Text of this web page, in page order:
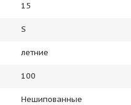
15
S
летние
100
Нешипованные